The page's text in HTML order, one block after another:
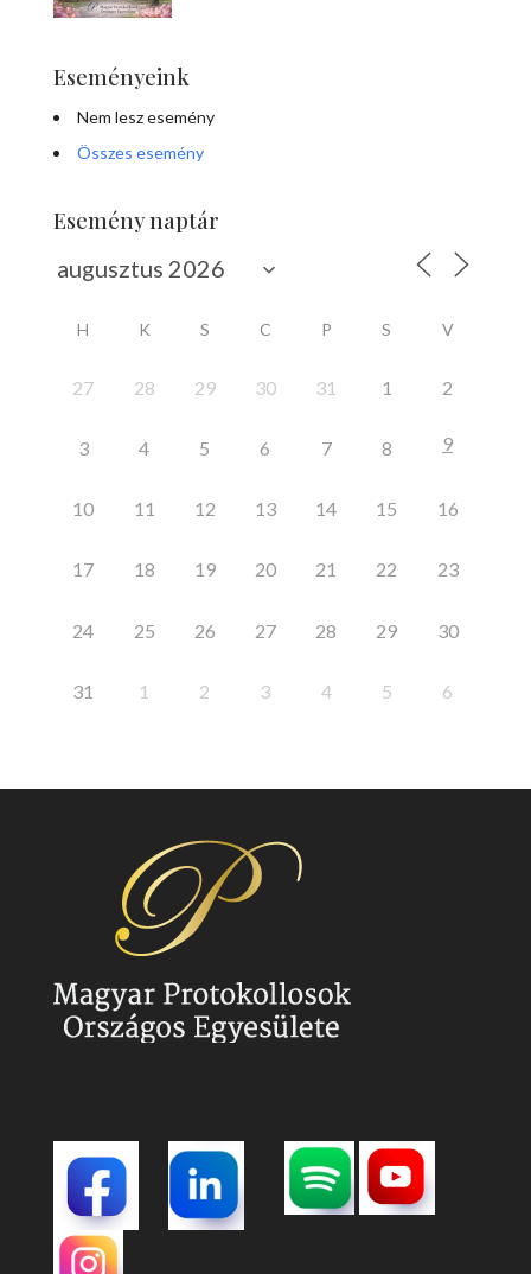
Eseményeink
Nem lesz esemény
Összes esemény
Esemény naptár
H K S C P S V
27 28 29 30 31 1 2
3 4 5 6 7 8 9
10 11 12 13 14 15 16
17 18 19 20 21 22 23
24 25 26 27 28 29 30
31 1 2 3 4 5 6